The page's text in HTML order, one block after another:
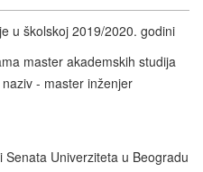
u školskoj 2019/2020. godini
master akademskih studija
- master inženjer
Univerziteta u Beogradu